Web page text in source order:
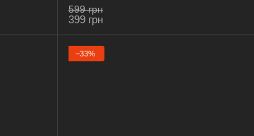
599 грн
399 грн
−33%